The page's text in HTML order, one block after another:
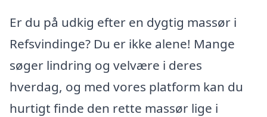
Er du på udkig efter en dygtig massør i
Refsvindinge? Du er ikke alene! Mange
søger lindring og velvære i deres
hverdag, og med vores platform kan du
hurtigt finde den rette massør lige i